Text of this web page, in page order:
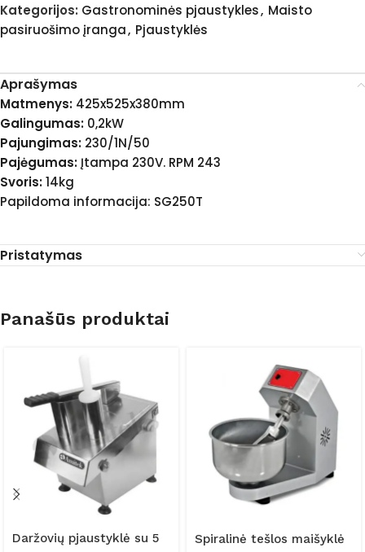
Kategorijos: Gastronominės pjaustykles, Maisto
pasiruošimo įranga, Pjaustyklės
Aprašymas
Matmenys: 425x525x380mm
Galingumas: 0,2kW
Pajungimas: 230/1N/50
Pajėgumas: Įtampa 230V. RPM 243
Svoris:14kg
Papildoma informacija: SG250T
Pristatymas
Panašūs produktai
Daržovių pjaustyklė su 5
Spiralinė tešlos maišyklė